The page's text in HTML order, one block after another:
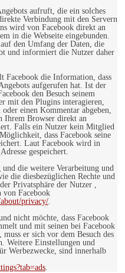
aufruft, die ein solches
Verbindung mit den Servern
wird von Facebook direkt an
in die Webseite eingebunden.
den Umfang der Daten, die
und informiert die Nutzer daher
Facebook die Information, dass
aufgerufen hat. Ist der
den Besuch seinem
mit den Plugins interagieren,
einen Kommentar abgeben,
Ihrem Browser direkt an
Falls ein Nutzer kein Mitglied
dass Facebook seine
Laut Facebook wird in
gespeichert.
die weitere Verarbeitung und
die diesbezüglichen Rechte und
Privatsphäre der Nutzer ,
von Facebook
privacy/.
nicht möchte, dass Facebook
und mit seinen bei Facebook
er sich vor dem Besuch des
Weitere Einstellungen und
Werbezwecke, sind innerhalb
.